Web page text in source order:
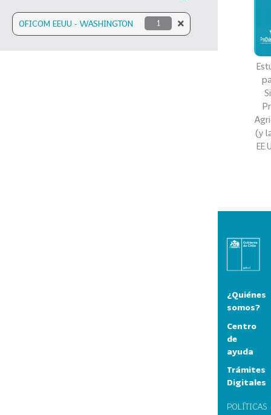
OFICOM EEUU - WASHINGTON 1
(y
¿Quiénes
somos?
Centro
de
ayuda
Trámites
Digitales
POLÍTICAS